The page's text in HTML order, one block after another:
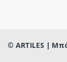
© ARTILES |